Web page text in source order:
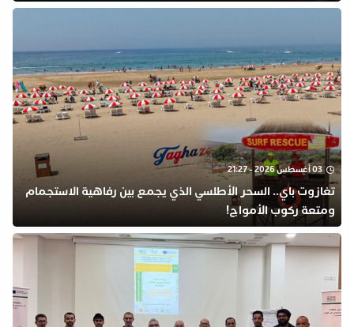
03 أغسطس 2026 - 21:27
تغازوت باي.. السحر الأطلسي الذي يجمع بين رفاهية الاستجمام
ومتعة ركوب الأمواج!